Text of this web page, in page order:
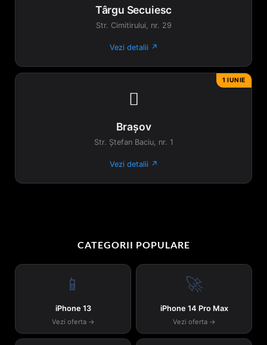
Târgu Secuiesc
Str. Cimitirului, nr. 29
Vezi detalii ↗
1 IUNIE

Brașov
Str. Ștefan Baciu, nr. 1
Vezi detalii ↗
CATEGORII POPULARE
📱
iPhone 13
Vezi oferta →
🚀
iPhone 14 Pro Max
Vezi oferta →